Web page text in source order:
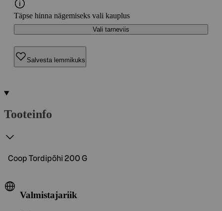
Täpse hinna nägemiseks vali kauplus
Vali tarneviis
Salvesta lemmikuks
Tooteinfo
Coop Tordipõhi 200 G
Valmistajariik